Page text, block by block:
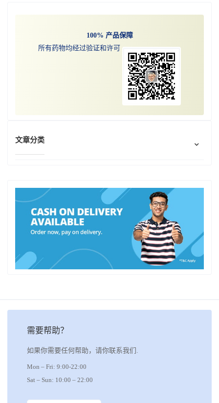
100% 产品保障
所有药物均经过验证和许可
文章分类
需要帮助？
如果你需要任何帮助，请你联系我们.
Mon – Fri: 9:00-22:00
Sat – Sun: 10:00 – 22:00